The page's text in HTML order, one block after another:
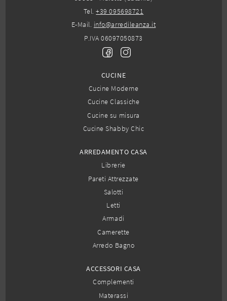
Tel.+39 095698721
E-Mail. info@arredileanza.it
P.IVA 06097050873
CUCINE
Cucine Moderne
Cucine Classiche
Cucine su misura
Cucine Shabby Chic
ARREDAMENTO CASA
Librerie
Pareti Attrezzate
Salotti
Letti
Armadi
Camerette
Arredo Bagno
ACCESSORI CASA
Complementi
Materassi